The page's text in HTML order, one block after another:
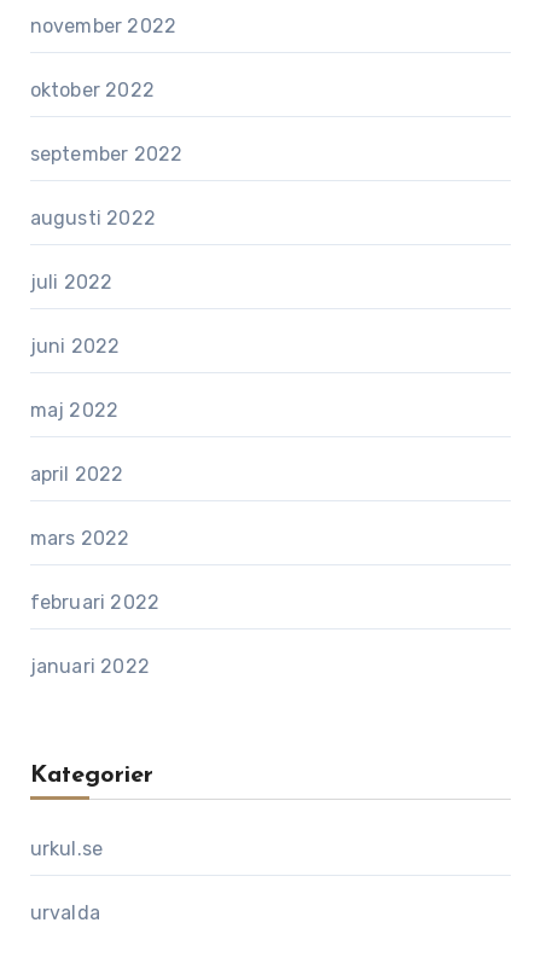
november 2022
oktober 2022
september 2022
augusti 2022
juli 2022
juni 2022
maj 2022
april 2022
mars 2022
februari 2022
januari 2022
Kategorier
urkul.se
urvalda